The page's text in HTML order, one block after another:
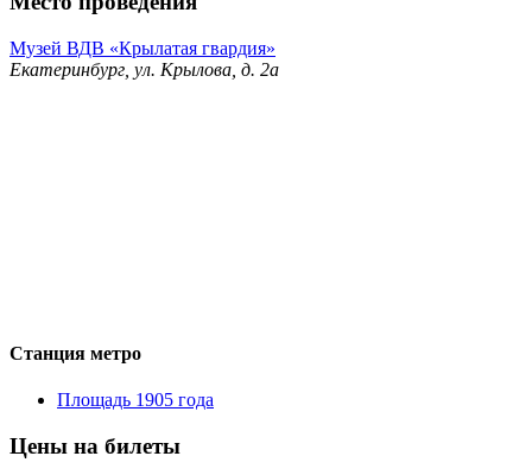
Музей ВДВ «Крылатая гвардия»
Екатеринбург, ул. Крылова, д. 2а
Станция метро
Площадь 1905 года
Цены на билеты